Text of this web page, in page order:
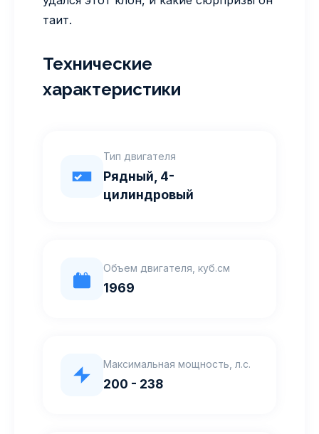
таит.
Технические
характеристики
Тип двигателя
Рядный, 4-
цилиндровый
Объем двигателя, куб.см
1969
Максимальная мощность, л.с.
200 - 238